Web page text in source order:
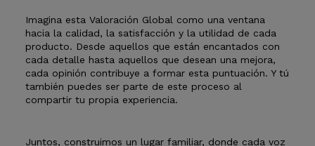
Imagina esta Valoración Global como una ventana
hacia la calidad, la satisfacción y la utilidad de cada
producto. Desde aquellos que están encantados con
cada detalle hasta aquellos que desean una mejora,
cada opinión contribuye a formar esta puntuación. Y tú
también puedes ser parte de este proceso al
compartir tu propia experiencia.
Juntos, construimos un lugar familiar, donde cada voz